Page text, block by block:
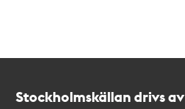
Stockholmskällan drivs av